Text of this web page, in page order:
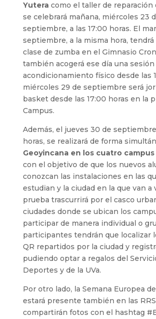
Yuteracomo el taller de reparación
se celebrará mañana, miércoles 23
septiembre, a las 17:00 horas. El
septiembre, a la misma hora, tendrá
clase de zumba en el Gimnasio
también acogerá ese día una sesión
acondicionamiento físico desde las
miércoles 29 de septiembre será
basket desde las 17:00 horas en la
Campus.
Además, el jueves 30 de
horas, se realizará de forma
Geoyincana en los cuatro campus
con el objetivo de que los nuevos
conozcan las instalaciones en las
estudian y la ciudad en la que van a
prueba trascurrirá por el casco
ciudades donde se ubican los
participar de manera individual o
participantes tendrán que localizar
QR repartidos por la ciudad y
pudiendo optar a regalos del
Deportes y de la UVa.
Por otro lado, la Semana Europea
estará presente también en las
compartirán fotos con el hashtag